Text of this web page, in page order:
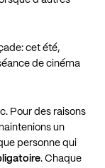
cet été,
de cinéma
Pour des raisons
un
personne qui
. Chaque